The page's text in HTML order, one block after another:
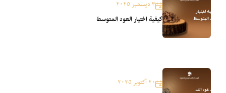
٣ ديسمبر ٢٠٢٥
كيفية اختيار العود المتوسط
٢٠ أكتوبر ٢٠٢٥